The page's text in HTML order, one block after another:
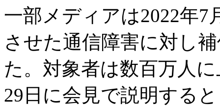
一部メディアは2022年7
させた通信障害に対し
た。対象者は数百万人
29日に会見で説明する